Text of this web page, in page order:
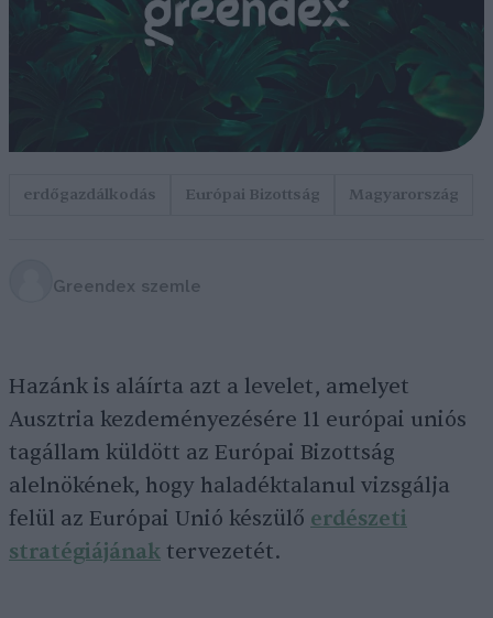
erdőgazdálkodás Európai Bizottság Magyarország
Greendex szemle
Hazánk is aláírta azt a levelet, amelyet
Ausztria kezdeményezésére 11 európai uniós
tagállam küldött az Európai Bizottság
alelnökének, hogy haladéktalanul vizsgálja
felül az Európai Unió készülő erdészeti
stratégiájának tervezetét.